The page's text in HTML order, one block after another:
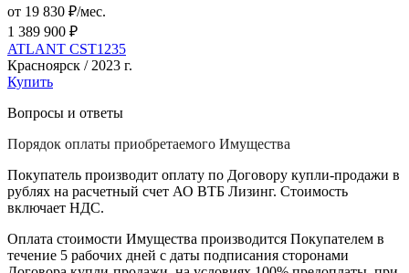
от 19 830 ₽/мес.
1 389 900 ₽
ATLANT CST1235
Красноярск / 2023 г.
Купить
Вопросы и ответы
Порядок оплаты приобретаемого Имущества
Покупатель производит оплату по Договору купли-продажи в
рублях на расчетный счет АО ВТБ Лизинг. Стоимость
включает НДС.
Оплата стоимости Имущества производится Покупателем в
течение 5 рабочих дней с даты подписания сторонами